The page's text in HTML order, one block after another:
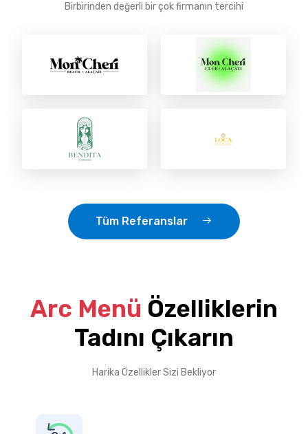
Birbirinden değerli bir çok firmanın tercihi
Tüm Referanslar
Arc Menü Özelliklerin
Tadını Çıkarın
Harika Özellikler Sizi Bekliyor